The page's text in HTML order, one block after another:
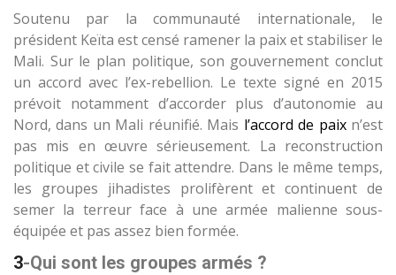
Soutenu par la communauté internationale, le
président Keïta est censé ramener la paix et stabiliser le
Mali. Sur le plan politique, son gouvernement conclut
un accord avec l’ex-rebellion. Le texte signé en 2015
prévoit notamment d’accorder plus d’autonomie au
Nord, dans un Mali réunifié. Mais l’accord de paixn’est
pas mis en œuvre sérieusement. La reconstruction
politique et civile se fait attendre. Dans le même temps,
les groupes jihadistes prolifèrent et continuent de
semer la terreur face à une armée malienne sous-
équipée et pas assez bien formée.
3-Qui sont les groupes armés ?